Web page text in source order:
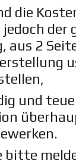
die
der
aus 2
und
bitte